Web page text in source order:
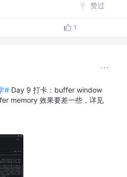
赞过
1
# Day 9 打卡：buffer window
memory 效果要差一些，详见